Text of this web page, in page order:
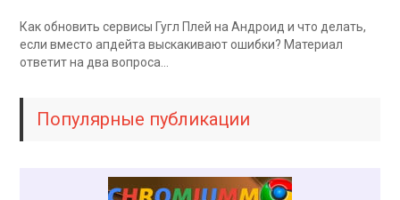
Как обновить сервисы Гугл Плей на Андроид и что делать,
если вместо апдейта выскакивают ошибки? Материал
ответит на два вопроса…
Популярные публикации